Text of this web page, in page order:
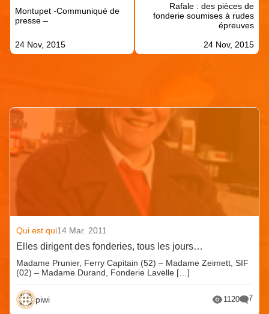
l’article
Montupet -Communiqué de
presse –
24 Nov, 2015
Rafale : des pièces de
fonderie soumises à rudes
épreuves
24 Nov, 2015
Qui est qui14 Mar. 2011
Elles dirigent des fonderies, tous les jours…
Madame Prunier, Ferry Capitain (52) – Madame Zeimett, SIF
(02) – Madame Durand, Fonderie Lavelle […]
piwi 1120 7